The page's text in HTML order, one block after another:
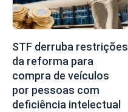
STF derruba restrições
da reforma para
compra de veículos
por pessoas com
deficiência intelectual